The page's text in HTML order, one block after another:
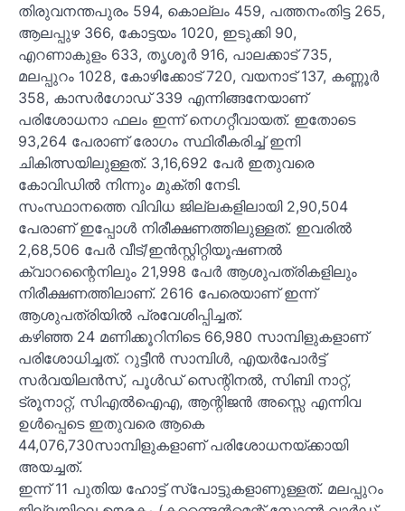
തിരുവനന്തപുരം 594, കൊല്ലം 459, പത്തനംതിട്ട 265,
ആലപ്പുഴ 366, കോട്ടയം 1020, ഇടുക്കി 90,
എറണാകുളം 633, തൃശൂര്916, പാലക്കാട് 735,
മലപ്പുറം 1028, കോഴിക്കോട് 720, വയനാട് 137, കണ്ണൂര്
358, കാസര്ഗോഡ് 339 എന്നിങ്ങനേയാണ്
പരിശോധനാ ഫലം ഇന്ന് നെഗറ്റീവായത്. ഇതോടെ
93,264 പേരാണ് രോഗം സ്ഥിരീകരിച്ച് ഇനി
ചികിത്സയിലുള്ളത്. 3,16,692 പേര്ഇതുവരെ
കോവിഡില് നിന്നും മുക്തി നേടി.
സംസ്ഥാനത്തെ വിവിധ ജില്ലകളിലായി 2,90,504
പേരാണ് ഇപ്പോള് നിരീക്ഷണത്തിലുള്ളത്. ഇവരില്
2,68,506 പേര്വീട്/ഇന്സ്റ്റിറ്റിയൂഷണല്
ക്വാറന്റൈനിലും 21,998 പേര്ആശുപത്രികളിലും
നിരീക്ഷണത്തിലാണ്. 2616 പേരെയാണ് ഇന്ന്
ആശുപത്രിയില് പ്രവേശിപ്പിച്ചത്.
കഴിഞ്ഞ 24 മണിക്കൂറിനിടെ 66,980 സാമ്പിളുകളാണ്
പരിശോധിച്ചത്. റുട്ടീന് സാമ്പിള്, എയര്പോര്ട്ട്
സര്വയിലന്സ്, പൂള്ഡ് സെന്റിനല്, സിബി നാറ്റ്,
ട്രൂനാറ്റ്, സിഎല്ഐഎ, ആന്റിജന് അസ്സെ എന്നിവ
ഉള്പ്പെടെ ഇതുവരെ ആകെ
44,076,730സാമ്പിളുകളാണ് പരിശോധനയ്ക്കായി
അയച്ചത്.
ഇന്ന് 11 പുതിയ ഹോട്ട് സ്‌പോട്ടുകളാണുള്ളത്. മലപ്പുറം